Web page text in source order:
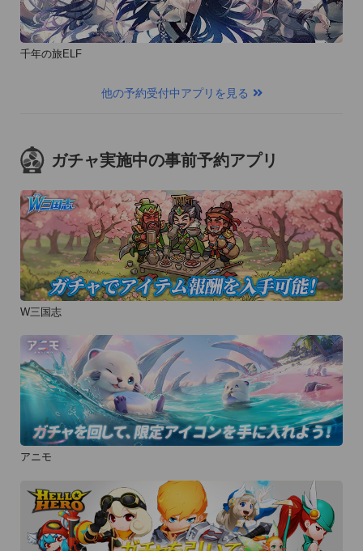
千年の旅ELF
他の予約受付中アプリを見る
ガチャ実施中の事前予約アプリ
W三国志
アニモ